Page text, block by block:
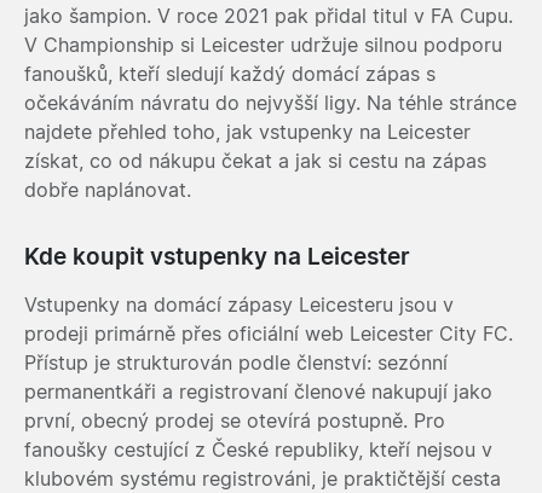
jako šampion. V roce 2021 pak přidal titul v FA Cupu.
V Championship si Leicester udržuje silnou podporu
fanoušků, kteří sledují každý domácí zápas s
očekáváním návratu do nejvyšší ligy. Na téhle stránce
najdete přehled toho, jak vstupenky na Leicester
získat, co od nákupu čekat a jak si cestu na zápas
dobře naplánovat.
Kde koupit vstupenky na Leicester
Vstupenky na domácí zápasy Leicesteru jsou v
prodeji primárně přes oficiální web Leicester City FC.
Přístup je strukturován podle členství: sezónní
permanentkáři a registrovaní členové nakupují jako
první, obecný prodej se otevírá postupně. Pro
fanoušky cestující z České republiky, kteří nejsou v
klubovém systému registrováni, je praktičtější cesta